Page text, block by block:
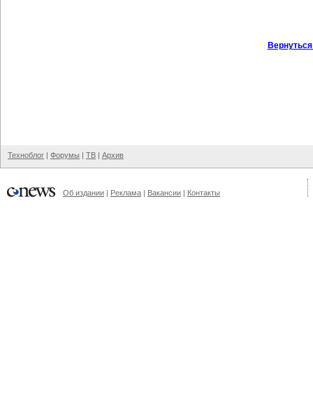
Техноблог | Форумы | ТВ | Архив
Об издании | Реклама | Вакансии | Контакты